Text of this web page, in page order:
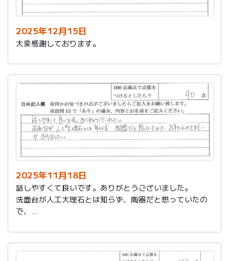
2025年12月15日
大変感謝しております。
2025年11月18日
話しやすくて良いです。ありがとうございました。
洗面台が人工大理石とは知らず、陶器だと思っていたの
で、